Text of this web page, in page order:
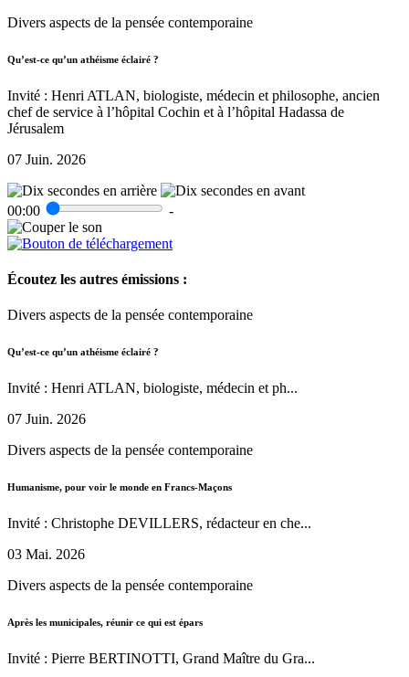
Divers aspects de la pensée contemporaine
Qu’est-ce qu’un athéisme éclairé ?
Invité : Henri ATLAN, biologiste, médecin et philosophe, ancien
chef de service à l’hôpital Cochin et à l’hôpital Hadassa de
Jérusalem
07 Juin. 2026
00:00 -
Écoutez les autres émissions :
Divers aspects de la pensée contemporaine
Qu’est-ce qu’un athéisme éclairé ?
Invité : Henri ATLAN, biologiste, médecin et ph...
07 Juin. 2026
Divers aspects de la pensée contemporaine
Humanisme, pour voir le monde en Francs-Maçons
Invité : Christophe DEVILLERS, rédacteur en che...
03 Mai. 2026
Divers aspects de la pensée contemporaine
Après les municipales, réunir ce qui est épars
Invité : Pierre BERTINOTTI, Grand Maître du Gra...